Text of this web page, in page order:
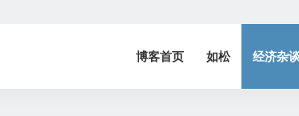
博客首页 如松 经济杂